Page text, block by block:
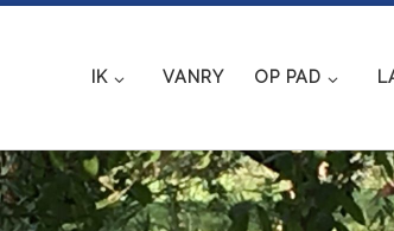
IK VANRY OP PAD